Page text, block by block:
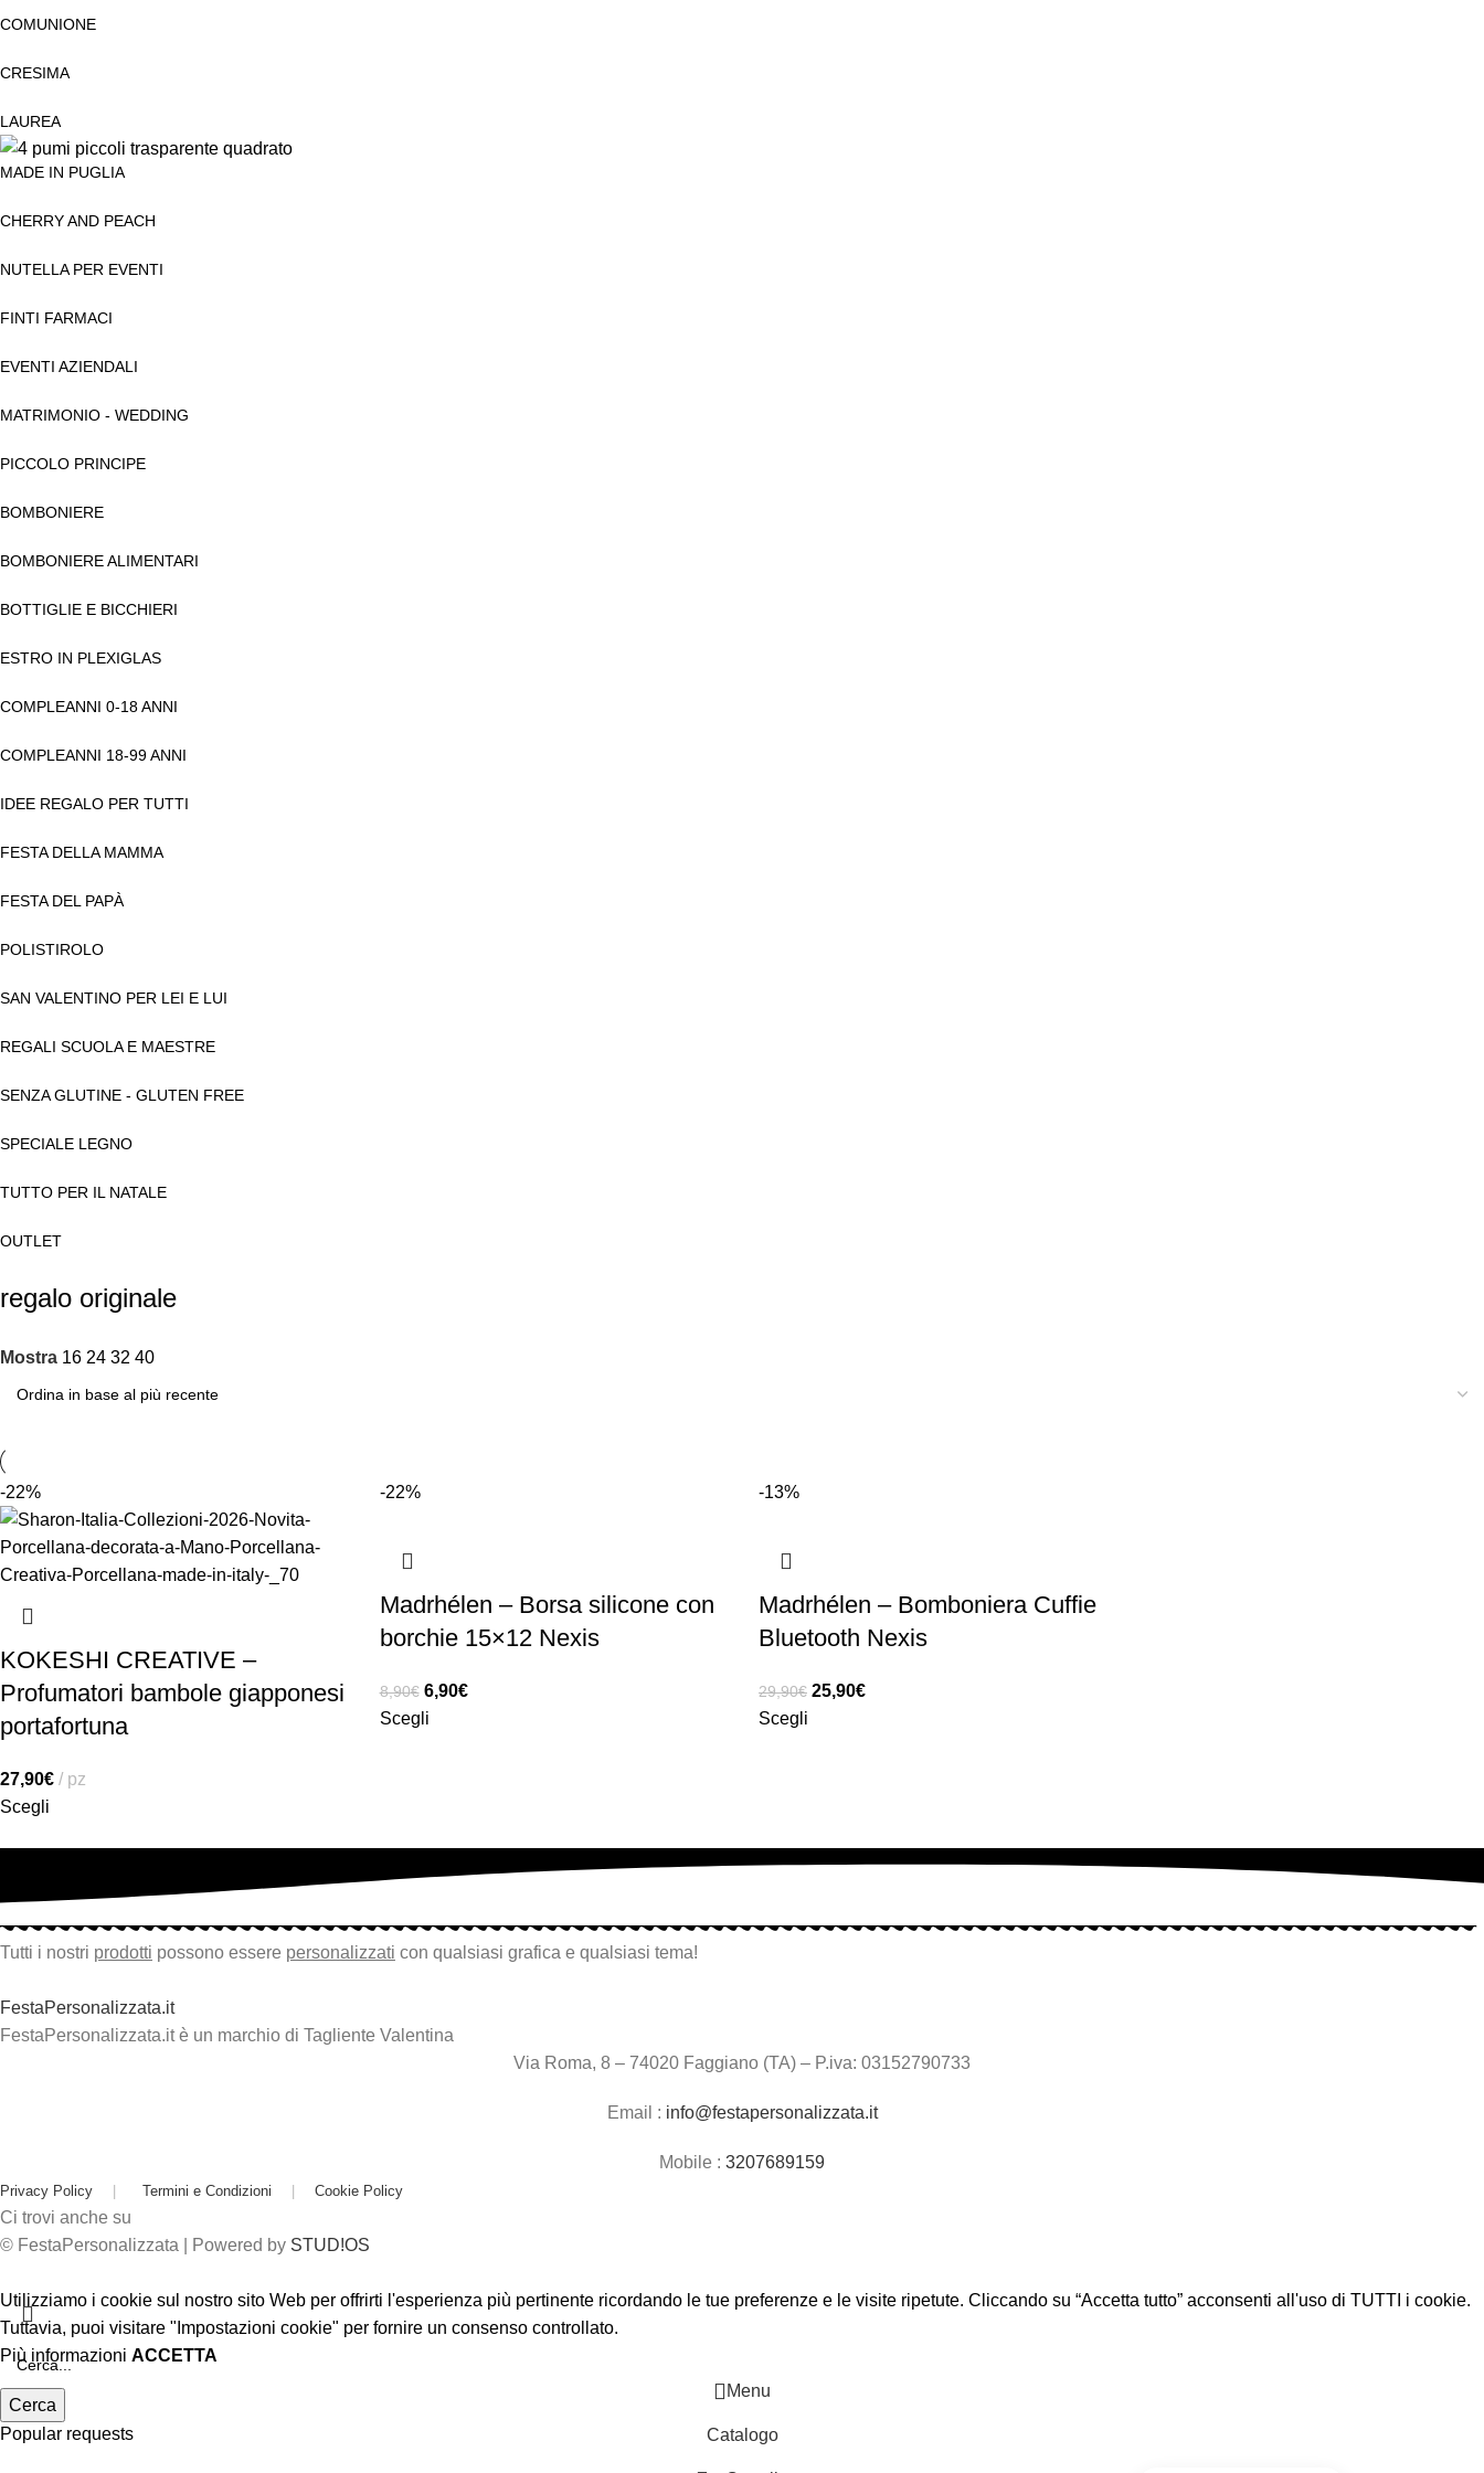
COMUNIONE
CRESIMA
LAUREA
MADE IN PUGLIA
CHERRY AND PEACH
NUTELLA PER EVENTI
FINTI FARMACI
EVENTI AZIENDALI
MATRIMONIO - WEDDING
PICCOLO PRINCIPE
BOMBONIERE
BOMBONIERE ALIMENTARI
BOTTIGLIE E BICCHIERI
ESTRO IN PLEXIGLAS
COMPLEANNI 0-18 ANNI
COMPLEANNI 18-99 ANNI
IDEE REGALO PER TUTTI
FESTA DELLA MAMMA
FESTA DEL PAPÀ
POLISTIROLO
SAN VALENTINO PER LEI E LUI
REGALI SCUOLA E MAESTRE
SENZA GLUTINE - GLUTEN FREE
SPECIALE LEGNO
TUTTO PER IL NATALE
OUTLET
regalo originale
Mostra 16 24 32 40
-22%
KOKESHI CREATIVE –
Profumatori bambole giapponesi
portafortuna
27,90€
pz
Scegli
-22%
Madrhélen – Borsa silicone con
borchie 15×12 Nexis
8,90€ 6,90€
Scegli
-13%
Madrhélen – Bomboniera Cuffie
Bluetooth Nexis
29,90€ 25,90€
Scegli
Tutti i nostri prodotti possono essere personalizzati con qualsiasi grafica e qualsiasi tema!
FestaPersonalizzata.it
FestaPersonalizzata.it è un marchio di Tagliente Valentina
Via Roma, 8 – 74020 Faggiano (TA) – P.iva: 03152790733
Email : info@festapersonalizzata.it
Mobile : 3207689159
Privacy Policy | Termini e Condizioni | Cookie Policy
Ci trovi anche su
© FestaPersonalizzata | Powered by STUD!OS
Cerca
Popular requests
Utilizziamo i cookie sul nostro sito Web per offrirti l'esperienza più pertinente ricordando le tue preferenze e le visite ripetute. Cliccando su “Accetta tutto” acconsenti all'uso di TUTTI i cookie.
Tuttavia, puoi visitare "Impostazioni cookie" per fornire un consenso controllato.
Più informazioni ACCETTA
Menu
Catalogo